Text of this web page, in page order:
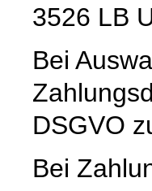
3526 LB
Bei
DSGVO
Bei